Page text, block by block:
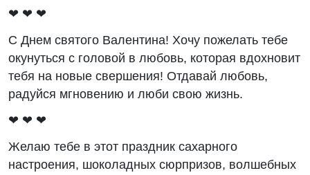
❤ ❤ ❤
С Днем святого Валентина! Хочу пожелать тебе
окунуться с головой в любовь, которая вдохновит
тебя на новые свершения! Отдавай любовь,
радуйся мгновению и люби свою жизнь.
❤ ❤ ❤
Желаю тебе в этот праздник сахарного
настроения, шоколадных сюрпризов, волшебных